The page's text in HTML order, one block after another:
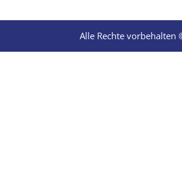
through
38,00 €
Alle Rechte vorbehalten